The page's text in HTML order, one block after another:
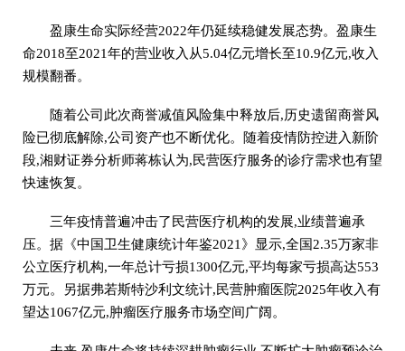
盈康生命实际经营2022年仍延续稳健发展态势。盈康生
命2018至2021年的营业收入从5.04亿元增长至10.9亿元,收入
规模翻番。
随着公司此次商誉减值风险集中释放后,历史遗留商誉风
险已彻底解除,公司资产也不断优化。随着疫情防控进入新阶
段,湘财证券分析师蒋栋认为,民营医疗服务的诊疗需求也有望
快速恢复。
三年疫情普遍冲击了民营医疗机构的发展,业绩普遍承
压。据《中国卫生健康统计年鉴2021》显示,全国2.35万家非
公立医疗机构,一年总计亏损1300亿元,平均每家亏损高达553
万元。另据弗若斯特沙利文统计,民营肿瘤医院2025年收入有
望达1067亿元,肿瘤医疗服务市场空间广阔。